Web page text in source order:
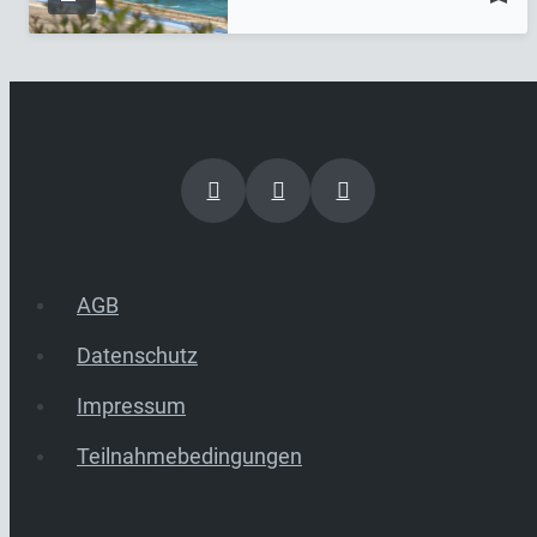
AGB
Datenschutz
Impressum
Teilnahmebedingungen